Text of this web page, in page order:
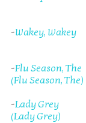
-Wakey, Wakey
-Flu Season, The
(Flu Season, The)
-Lady Grey
(Lady Grey)